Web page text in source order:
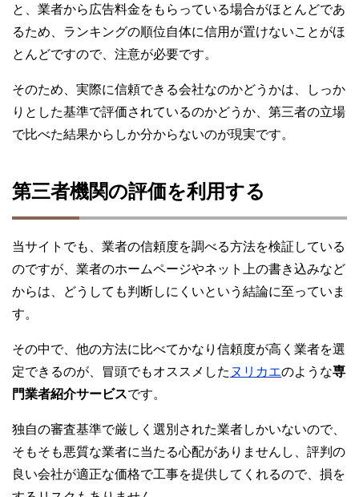
と、業者から広告料金をもらっている場合がほとんどであ
るため、ランキングの順位自体に信用が置けないことがほ
とんどですので、注意が必要です。
そのため、実際に信頼できる会社なのかどうかは、しっか
りとした基準で評価されているのかどうか、第三者の立場
で比べた結果からしか分からないのが現実です。
第三者機関の評価を利用する
当サイトでも、業者の信頼度を調べる方法を検証している
のですが、業者のホームページやネット上の書き込みなど
からは、どうしても判断しにくいという結論に至っていま
す。
その中で、他の方法に比べてかなり信頼度が高く業者を選
定できるのが、冒頭でもオススメした ヌリカエのような専
門業者紹介サービスです。
独自の審査基準で厳しく選別された業者しかいないので、
そもそも悪質な業者に当たる心配がありませんし、評判の
良い会社が適正な価格で工事を提供してくれるので、損を